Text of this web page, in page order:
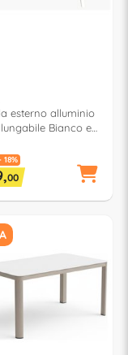
esterno alluminio
Bianco e
18%
00